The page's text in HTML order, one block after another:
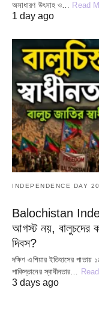
অসাধারণ উৎসাহ ও… Read
1 day ago
INDEPENDENCE DAY
Balochistan
আগস্ট নয়, বালুচদের
দিবস?
দক্ষিণ এশিয়ার ইতিহাসের
পাকিস্তানের স্বাধীনতার…
3 days ago